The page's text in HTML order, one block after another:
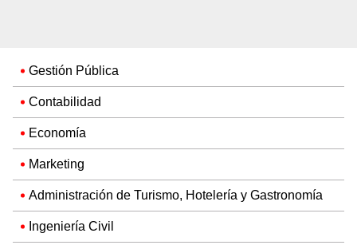
Gestión Pública
Contabilidad
Economía
Marketing
Administración de Turismo, Hotelería y Gastronomía
Ingeniería Civil